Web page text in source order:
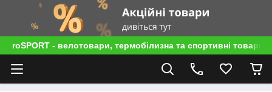
roSPORT - велотовари, термобілизна та спортивні товари